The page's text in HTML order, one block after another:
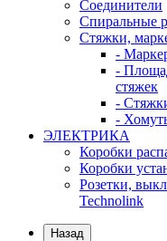
Соединители
Спиральные
Стяжки,
-
-
стяжек
-
-
ЭЛЕКТРИКА
Коробки
Коробки
Розетки,
Technolink
Назад